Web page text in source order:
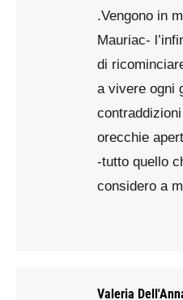
.Vengono in
Mauriac-
di
a vivere ogni
orecchie
-tutto quello
considero a
Valeria